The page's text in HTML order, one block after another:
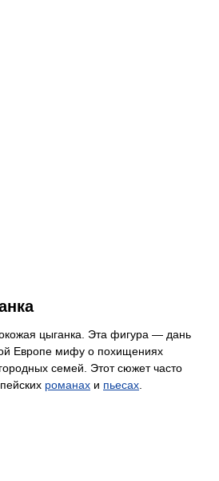
цыганка. Эта фигура — дань
Европе мифу о похищениях
семей. Этот сюжет часто
романах и пьесах